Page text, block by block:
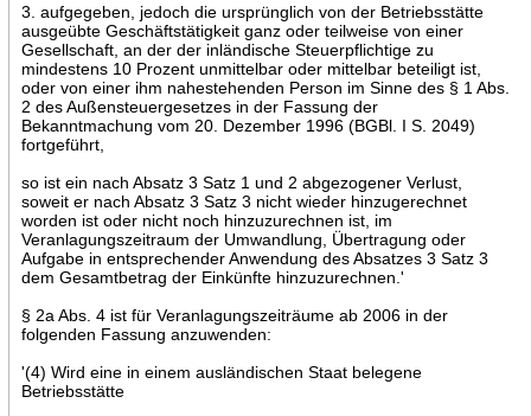
3. aufgegeben, jedoch die ursprünglich von der Betriebsstätte
ausgeübte Geschäftstätigkeit ganz oder teilweise von einer
Gesellschaft, an der der inländische Steuerpflichtige zu
mindestens 10 Prozent unmittelbar oder mittelbar beteiligt ist,
oder von einer ihm nahestehenden Person im Sinne des § 1 Abs.
2 des Außensteuergesetzes in der Fassung der
Bekanntmachung vom 20. Dezember 1996 (BGBl. I S. 2049)
fortgeführt,
so ist ein nach Absatz 3 Satz 1 und 2 abgezogener Verlust,
soweit er nach Absatz 3 Satz 3 nicht wieder hinzugerechnet
worden ist oder nicht noch hinzuzurechnen ist, im
Veranlagungszeitraum der Umwandlung, Übertragung oder
Aufgabe in entsprechender Anwendung des Absatzes 3 Satz 3
dem Gesamtbetrag der Einkünfte hinzuzurechnen.'
§ 2a Abs. 4 ist für Veranlagungszeiträume ab 2006 in der
folgenden Fassung anzuwenden:
'(4) Wird eine in einem ausländischen Staat belegene
Betriebsstätte